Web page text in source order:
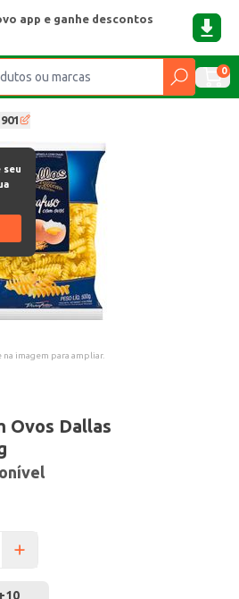
app e ganhe descontos
0
seu
na imagem para ampliar.
Ovos Dallas
10